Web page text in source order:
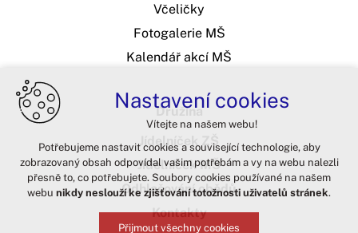
Včeličky
Fotogalerie MŠ
Kalendář akcí MŠ
Družina
Jídelníček ZŠ
Jídelníček MŠ
Odhlašování obědů
Kontakty
Nastavení cookies
Vítejte na našem webu!
Potřebujeme nastavit cookies a související technologie, aby
zobrazovaný obsah odpovídal vašim potřebám a vy na webu nalezli
přesně to, co potřebujete. Soubory cookies používané na našem
webu nikdy neslouží ke zjišťování totožnosti uživatelů stránek.
Přijmout všechny cookies